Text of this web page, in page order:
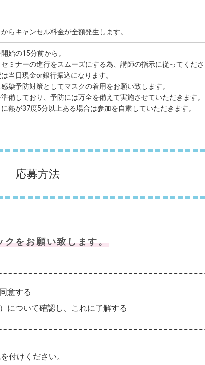
らキャンセル料金が全額発生します。
始の15分前から。
セミナーの進行をスムーズにする為、講師の指示に従ってくださ
当日現金or銀行振込になります。
感染予防対策としてマスクの着用をお願い致します。
準備しており、予防には万全を備えて実施させていただきます。
に熱が37度5分以上ある場合は参加を自粛していただきます。
応募方法
クをお願い致します。
意する
について確認し、これに了解する
付けください。